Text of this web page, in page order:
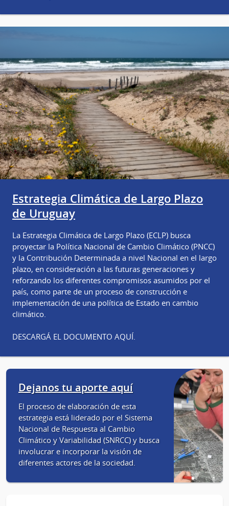
Estrategia Climática de Largo Plazo
de Uruguay
La Estrategia Climática de Largo Plazo (ECLP) busca
proyectar la Política Nacional de Cambio Climático (PNCC)
y la Contribución Determinada a nivel Nacional en el largo
plazo, en consideración a las futuras generaciones y
reforzando los diferentes compromisos asumidos por el
país, como parte de un proceso de construcción e
implementación de una política de Estado en cambio
climático.
DESCARGÁ EL DOCUMENTO AQUÍ.
Dejanos tu aporte aquí
El proceso de elaboración de esta
estrategia está liderado por el Sistema
Nacional de Respuesta al Cambio
Climático y Variabilidad (SNRCC) y busca
involucrar e incorporar la visión de
diferentes actores de la sociedad.